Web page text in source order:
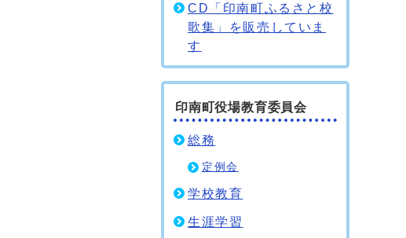
CD「印南町ふるさと校
歌集」を販売していま
す
印南町役場教育委員会
総務
定例会
学校教育
生涯学習